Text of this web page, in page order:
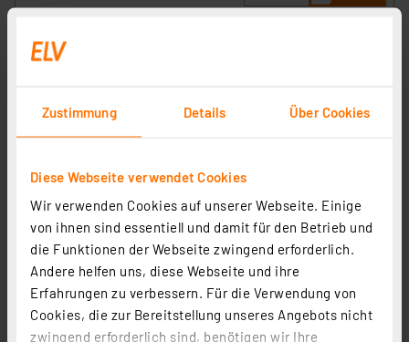
Zustimmung Details Über Cookies
Diese Webseite verwendet Cookies
Wir verwenden Cookies auf unserer Webseite. Einige
von ihnen sind essentiell und damit für den Betrieb und
die Funktionen der Webseite zwingend erforderlich.
Andere helfen uns, diese Webseite und ihre
Erfahrungen zu verbessern. Für die Verwendung von
Cookies, die zur Bereitstellung unseres Angebots nicht
zwingend erforderlich sind, benötigen wir Ihre
EZVIZ WLAN Outdoor-Akku-Überwachungskamera EB3,
2K-Auflösung, bis 4 Monate Akkulaufzeit, IP65
Artikel-Nr. 252684
2 3 4 5 (4)